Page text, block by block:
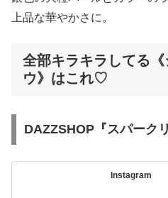
上品な華やかさに。
全部キラキラしてる
ウ》はこれ♡
DAZZSHOP『スパーク
Instagram